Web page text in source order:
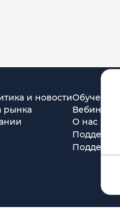
и новости
рынка
Обучение
Вебинары
О нас